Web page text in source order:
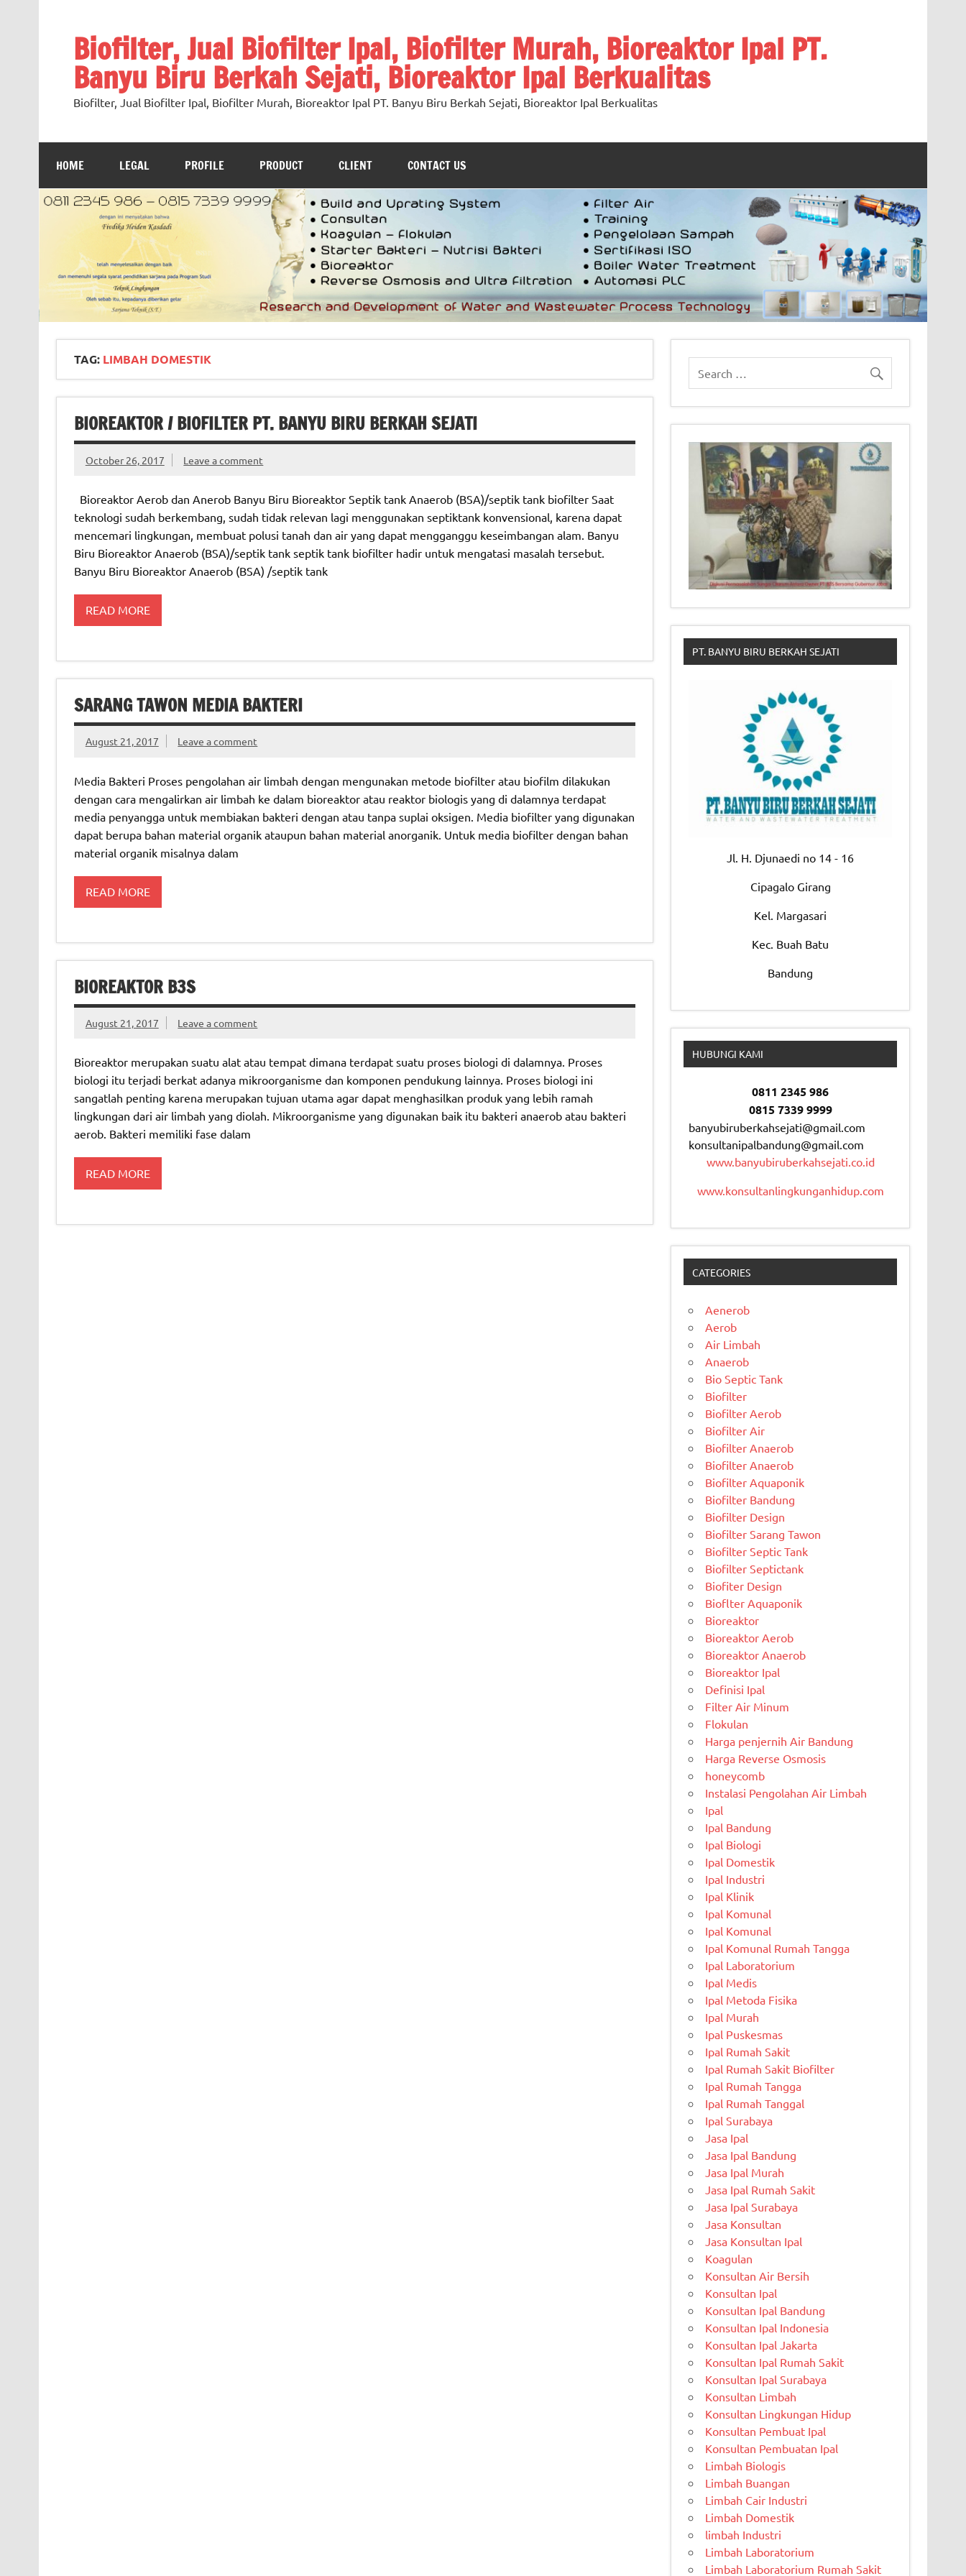
Biofilter, Jual Biofilter Ipal, Biofilter Murah, Bioreaktor Ipal PT.
Banyu Biru Berkah Sejati, Bioreaktor Ipal Berkualitas
Biofilter, Jual Biofilter Ipal, Biofilter Murah, Bioreaktor Ipal PT. Banyu Biru Berkah Sejati, Bioreaktor Ipal Berkualitas
HOME LEGAL PROFILE PRODUCT CLIENT CONTACT US
TAG: LIMBAH DOMESTIK
BIOREAKTOR / BIOFILTER PT. BANYU BIRU BERKAH SEJATI
October 26, 2017 Leave a comment
Bioreaktor Aerob dan Anerob Banyu Biru Bioreaktor Septik tank Anaerob (BSA)/septik tank biofilter Saat
teknologi sudah berkembang, sudah tidak relevan lagi menggunakan septiktank konvensional, karena dapat
mencemari lingkungan, membuat polusi tanah dan air yang dapat mengganggu keseimbangan alam. Banyu
Biru Bioreaktor Anaerob (BSA)/septik tank septik tank biofilter hadir untuk mengatasi masalah tersebut.
Banyu Biru Bioreaktor Anaerob (BSA) /septik tank
READ MORE
SARANG TAWON MEDIA BAKTERI
August 21, 2017 Leave a comment
Media Bakteri Proses pengolahan air limbah dengan mengunakan metode biofilter atau biofilm dilakukan
dengan cara mengalirkan air limbah ke dalam bioreaktor atau reaktor biologis yang di dalamnya terdapat
media penyangga untuk membiakan bakteri dengan atau tanpa suplai oksigen. Media biofilter yang digunakan
dapat berupa bahan material organik ataupun bahan material anorganik. Untuk media biofilter dengan bahan
material organik misalnya dalam
READ MORE
BIOREAKTOR B3S
August 21, 2017 Leave a comment
Bioreaktor merupakan suatu alat atau tempat dimana terdapat suatu proses biologi di dalamnya. Proses
biologi itu terjadi berkat adanya mikroorganisme dan komponen pendukung lainnya. Proses biologi ini
sangatlah penting karena merupakan tujuan utama agar dapat menghasilkan produk yang lebih ramah
lingkungan dari air limbah yang diolah. Mikroorganisme yang digunakan baik itu bakteri anaerob atau bakteri
aerob. Bakteri memiliki fase dalam
READ MORE
PT. BANYU BIRU BERKAH SEJATI
Jl. H. Djunaedi no 14 - 16
Cipagalo Girang
Kel. Margasari
Kec. Buah Batu
Bandung
HUBUNGI KAMI
0811 2345 986
0815 7339 9999
banyubiruberkahsejati@gmail.com
konsultanipalbandung@gmail.com
www.banyubiruberkahsejati.co.id
www.konsultanlingkunganhidup.com
CATEGORIES
Aenerob
Aerob
Air Limbah
Anaerob
Bio Septic Tank
Biofilter
Biofilter Aerob
Biofilter Air
Biofilter Anaerob
Biofilter Anaerob
Biofilter Aquaponik
Biofilter Bandung
Biofilter Design
Biofilter Sarang Tawon
Biofilter Septic Tank
Biofilter Septictank
Biofiter Design
Bioflter Aquaponik
Bioreaktor
Bioreaktor Aerob
Bioreaktor Anaerob
Bioreaktor Ipal
Definisi Ipal
Filter Air Minum
Flokulan
Harga penjernih Air Bandung
Harga Reverse Osmosis
honeycomb
Instalasi Pengolahan Air Limbah
Ipal
Ipal Bandung
Ipal Biologi
Ipal Domestik
Ipal Industri
Ipal Klinik
Ipal Komunal
Ipal Komunal
Ipal Komunal Rumah Tangga
Ipal Laboratorium
Ipal Medis
Ipal Metoda Fisika
Ipal Murah
Ipal Puskesmas
Ipal Rumah Sakit
Ipal Rumah Sakit Biofilter
Ipal Rumah Tangga
Ipal Rumah Tanggal
Ipal Surabaya
Jasa Ipal
Jasa Ipal Bandung
Jasa Ipal Murah
Jasa Ipal Rumah Sakit
Jasa Ipal Surabaya
Jasa Konsultan
Jasa Konsultan Ipal
Koagulan
Konsultan Air Bersih
Konsultan Ipal
Konsultan Ipal Bandung
Konsultan Ipal Indonesia
Konsultan Ipal Jakarta
Konsultan Ipal Rumah Sakit
Konsultan Ipal Surabaya
Konsultan Limbah
Konsultan Lingkungan Hidup
Konsultan Pembuat Ipal
Konsultan Pembuatan Ipal
Limbah Biologis
Limbah Buangan
Limbah Cair Industri
Limbah Domestik
limbah Industri
Limbah Laboratorium
Limbah Laboratorium Rumah Sakit